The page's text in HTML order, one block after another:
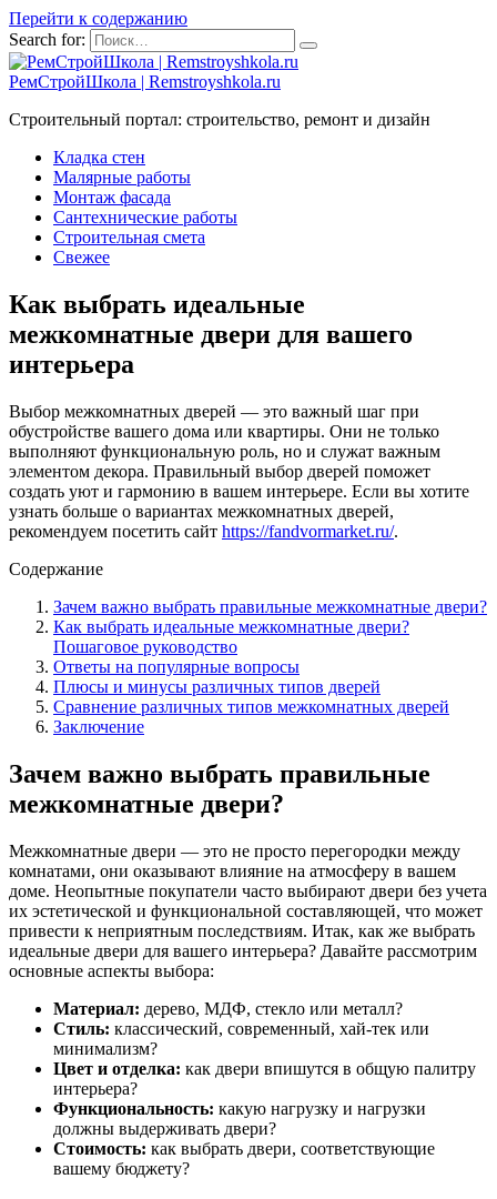
Перейти к содержанию
Search for:
РемСтройШкола | Remstroyshkola.ru
Строительный портал: строительство, ремонт и дизайн
Кладка стен
Малярные работы
Монтаж фасада
Сантехнические работы
Строительная смета
Свежее
Как выбрать идеальные
межкомнатные двери для вашего
интерьера
Выбор межкомнатных дверей — это важный шаг при
обустройстве вашего дома или квартиры. Они не только
выполняют функциональную роль, но и служат важным
элементом декора. Правильный выбор дверей поможет
создать уют и гармонию в вашем интерьере. Если вы хотите
узнать больше о вариантах межкомнатных дверей,
рекомендуем посетить сайт https://fandvormarket.ru/.
Содержание
Зачем важно выбрать правильные межкомнатные двери?
Как выбрать идеальные межкомнатные двери?
Пошаговое руководство
Ответы на популярные вопросы
Плюсы и минусы различных типов дверей
Сравнение различных типов межкомнатных дверей
Заключение
Зачем важно выбрать правильные
межкомнатные двери?
Межкомнатные двери — это не просто перегородки между
комнатами, они оказывают влияние на атмосферу в вашем
доме. Неопытные покупатели часто выбирают двери без учета
их эстетической и функциональной составляющей, что может
привести к неприятным последствиям. Итак, как же выбрать
идеальные двери для вашего интерьера? Давайте рассмотрим
основные аспекты выбора:
Материал: дерево, МДФ, стекло или металл?
Стиль: классический, современный, хай-тек или
минимализм?
Цвет и отделка: как двери впишутся в общую палитру
интерьера?
Функциональность: какую нагрузку и нагрузки
должны выдерживать двери?
Стоимость: как выбрать двери, соответствующие
вашему бюджету?